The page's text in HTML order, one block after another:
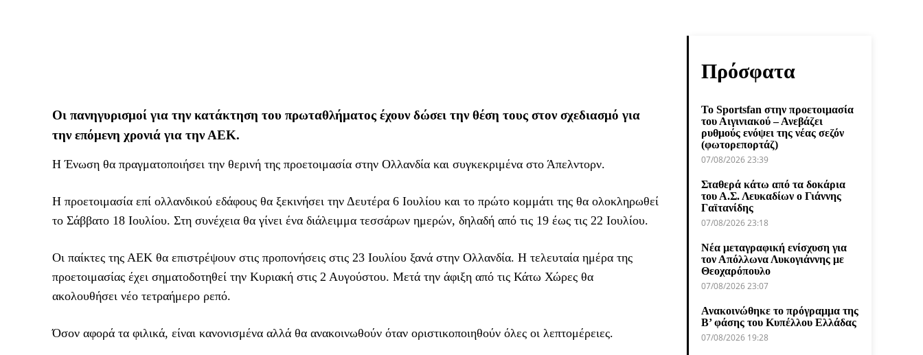
Οι πανηγυρισμοί για την κατάκτηση του πρωταθλήματος έχουν δώσει την θέση τους στον σχεδιασμό για
την επόμενη χρονιά για την ΑΕΚ.
Η Ένωση θα πραγματοποιήσει την θερινή της προετοιμασία στην Ολλανδία και συγκεκριμένα στο Άπελντορν.
Η προετοιμασία επί ολλανδικού εδάφους θα ξεκινήσει την Δευτέρα 6 Ιουλίου και το πρώτο κομμάτι της θα ολοκληρωθεί
το Σάββατο 18 Ιουλίου. Στη συνέχεια θα γίνει ένα διάλειμμα τεσσάρων ημερών, δηλαδή από τις 19 έως τις 22 Ιουλίου.
Οι παίκτες της ΑΕΚ θα επιστρέψουν στις προπονήσεις στις 23 Ιουλίου ξανά στην Ολλανδία. Η τελευταία ημέρα της
προετοιμασίας έχει σηματοδοτηθεί την Κυριακή στις 2 Αυγούστου. Μετά την άφιξη από τις Κάτω Χώρες θα
ακολουθήσει νέο τετραήμερο ρεπό.
Όσον αφορά τα φιλικά, είναι κανονισμένα αλλά θα ανακοινωθούν όταν οριστικοποιηθούν όλες οι λεπτομέρειες.
Πρόσφατα
Το Sportsfan στην προετοιμασία
του Αιγινιακού – Ανεβάζει
ρυθμούς ενόψει της νέας σεζόν
(φωτορεπορτάζ)
07/08/2026 23:39
Σταθερά κάτω από τα δοκάρια
του Α.Σ. Λευκαδίων ο Γιάννης
Γαϊτανίδης
07/08/2026 23:18
Νέα μεταγραφική ενίσχυση για
τον Απόλλωνα Λυκογιάννης με
Θεοχαρόπουλο
07/08/2026 23:07
Ανακοινώθηκε το πρόγραμμα της
Β’ φάσης του Κυπέλλου Ελλάδας
07/08/2026 19:28